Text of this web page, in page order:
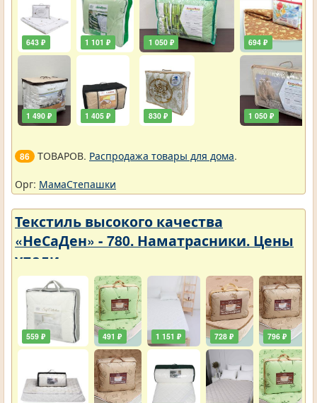
643 ₽
1 490 ₽
1 101 ₽
1 405 ₽
1 050 ₽
830 ₽
694 ₽
1 050 ₽
86 ТОВАРОВ. Распродажа товары для дома.
Орг: МамаСтепашки
Текстиль высокого качества
«НеСаДен» - 780. Наматрасники. Цены
упали
559 ₽ 491 ₽ 1 151 ₽ 728 ₽ 796 ₽